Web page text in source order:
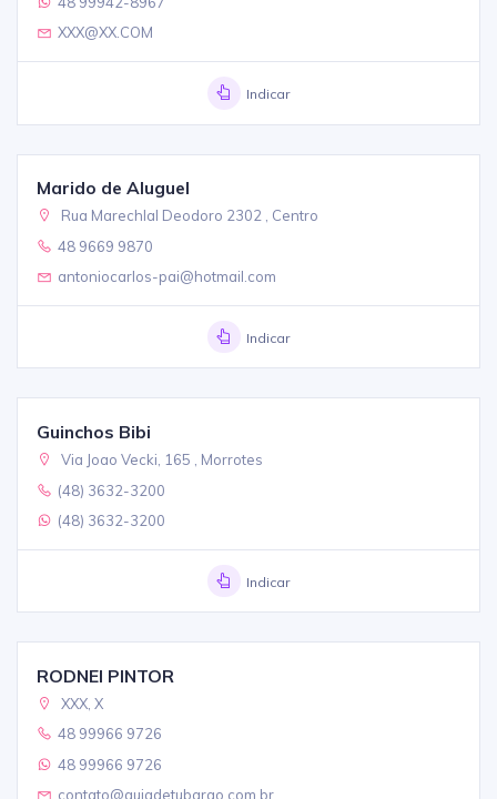
XXX@XX.COM
Indicar
Marido de Aluguel
Rua Marechlal Deodoro 2302 , Centro
48 9669 9870
antoniocarlos-pai@hotmail.com
Indicar
Guinchos Bibi
Via Joao Vecki, 165 , Morrotes
(48) 3632-3200
(48) 3632-3200
Indicar
RODNEI PINTOR
XXX, X
48 99966 9726
48 99966 9726
contato@guiadetubarao.com.br